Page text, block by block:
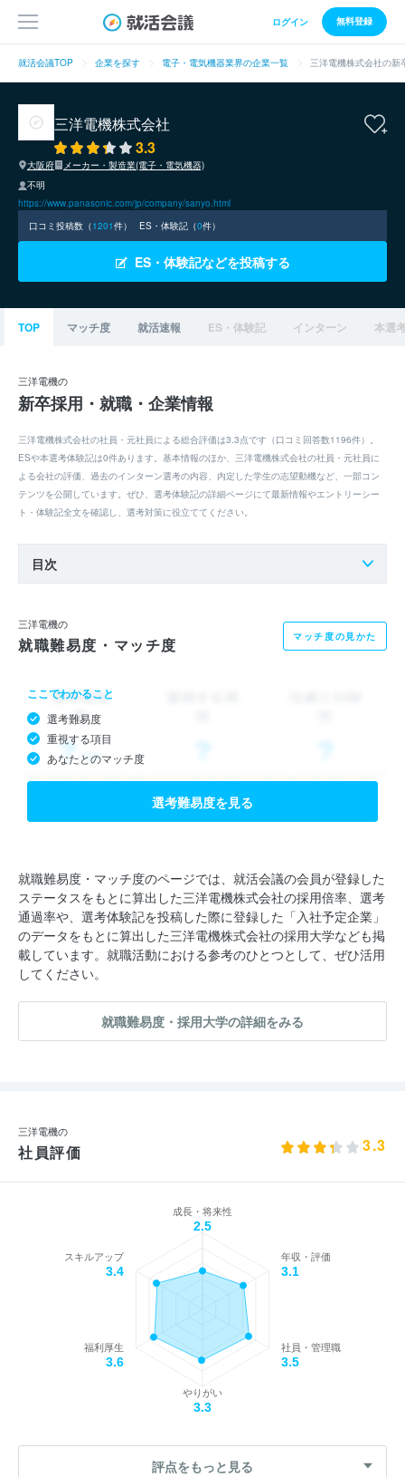
ログイン 無料登録
就活会議TOP 企業を探す 電子・電気機器業界の企業一覧 三洋電機株式会社の新
三洋電機株式会社
3.3
大阪府
メーカー・製造業(電子・電気機器)
不明
https://www.panasonic.com/jp/company/sanyo.html
口コミ投稿数（1201件） ES・体験記（0件）
ES・体験記などを投稿する
TOP マッチ度 就活速報 ES・体験記 インターン 本選
三洋電機の
新卒採用・就職・企業情報
三洋電機株式会社の社員・元社員による総合評価は3.3点です（口コミ回答数1196件）。
ESや本選考体験記は0件あります。基本情報のほか、三洋電機株式会社の社員・元社員に
よる会社の評価、過去のインターン選考の内容、内定した学生の志望動機など、一部コン
テンツを公開しています。ぜひ、選考体験記の詳細ページにて最新情報やエントリーシー
ト・体験記全文を確認し、選考対策に役立ててください。
目次
三洋電機の
就職難易度・マッチ度 マッチ度の見かた
ここでわかること
選考難易度
重視する項目
あなたとのマッチ度
選考難易度を見る
就職難易度・マッチ度のページでは、就活会議の会員が登録した
ステータスをもとに算出した三洋電機株式会社の採用倍率、選考
通過率や、選考体験記を投稿した際に登録した「入社予定企業」
のデータをもとに算出した三洋電機株式会社の採用大学なども掲
載しています。就職活動における参考のひとつとして、ぜひ活用
してください。
就職難易度・採用大学の詳細をみる
三洋電機の
社員評価 3.3
成長・将来性
2.5
年収・評価
3.1
社員・管理職
3.5
やりがい
3.3
福利厚生
3.6
スキルアップ
3.4
評点をもっと見る